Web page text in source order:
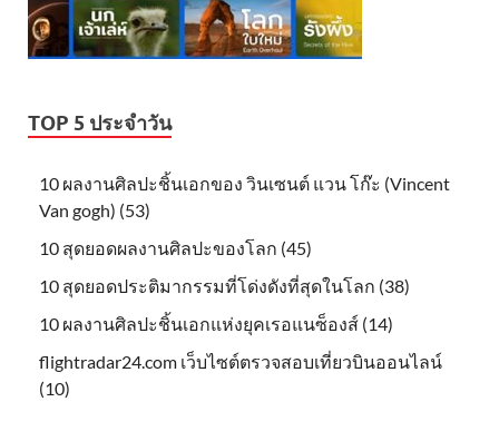
TOP 5 ประจำวัน
10 ผลงานศิลปะชิ้นเอกของ วินเซนต์ แวน โก๊ะ (Vincent
Van gogh) (53)
10 สุดยอดผลงานศิลปะของโลก (45)
10 สุดยอดประติมากรรมที่โด่งดังที่สุดในโลก (38)
10 ผลงานศิลปะชิ้นเอกแห่งยุคเรอแนซ็องส์ (14)
flightradar24.com เว็บไซต์ตรวจสอบเที่ยวบินออนไลน์
(10)